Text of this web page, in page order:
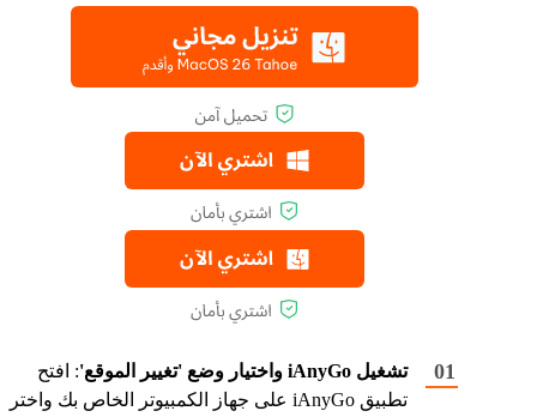
تشغيل iAnyGo واختيار وضع 'تغيير الموقع'
: افتح
تطبيق iAnyGo على جهاز الكمبيوتر الخاص بك واختر